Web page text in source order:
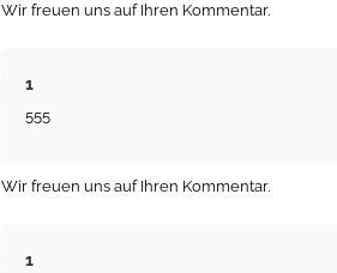
Wir freuen uns auf Ihren Kommentar.
1
555
Wir freuen uns auf Ihren Kommentar.
1